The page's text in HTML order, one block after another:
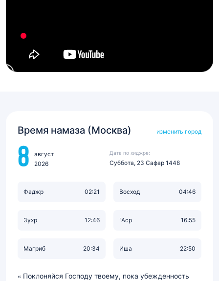
Время намаза (Москва) изменить город
8
август
2026
Дата по хиджре:
Суббота, 23 Сафар 1448
Фаджр 02:21 Восход 04:46
Зухр 12:46 ‘Аср 16:55
Магриб 20:34 Иша 22:50
Поклоняйся Господу твоему, пока убежденность